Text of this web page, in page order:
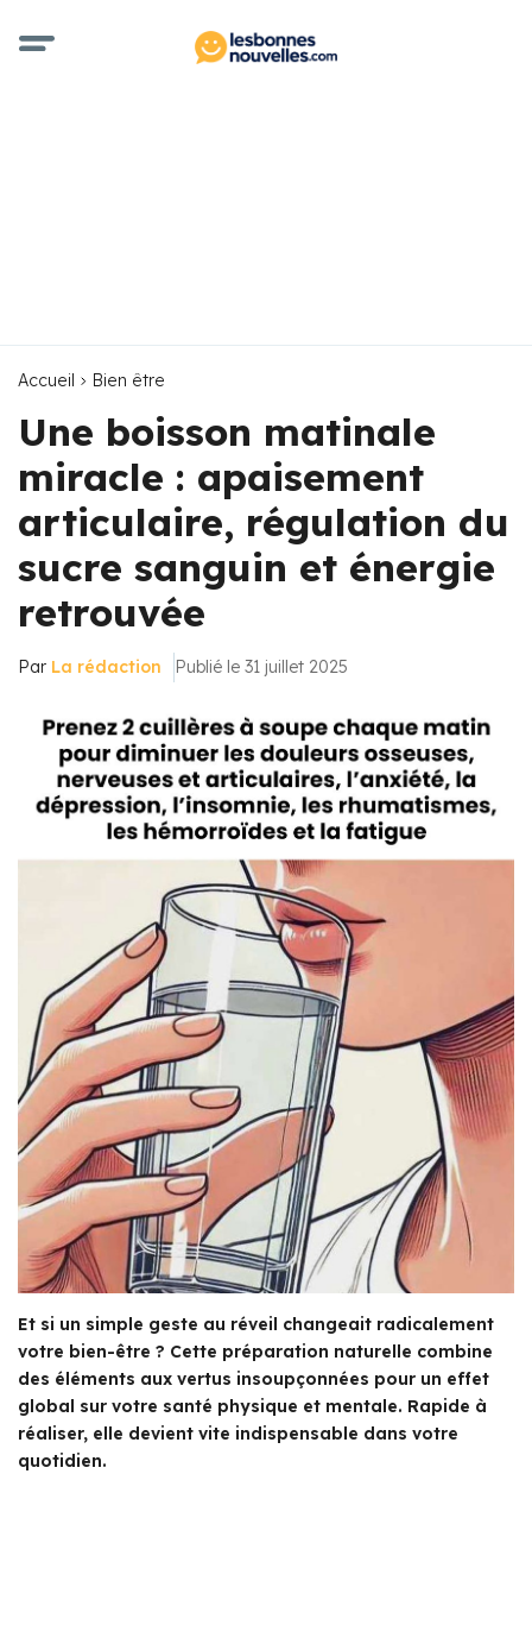
Accueil Bien être
Une boisson matinale
miracle : apaisement
articulaire, régulation du
sucre sanguin et énergie
retrouvée
Par La rédaction Publié le 31 juillet 2025
Et si un simple geste au réveil changeait radicalement
votre bien-être ? Cette préparation naturelle combine
des éléments aux vertus insoupçonnées pour un effet
global sur votre santé physique et mentale. Rapide à
réaliser, elle devient vite indispensable dans votre
quotidien.